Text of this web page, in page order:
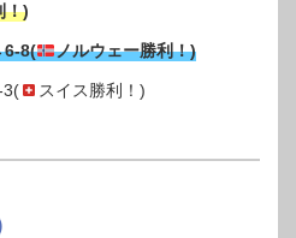
！)
8( ノルウェー勝利！)
3( スイス勝利！)